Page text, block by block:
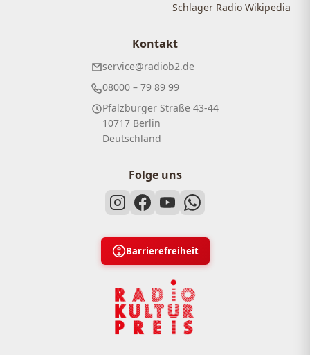
Schlager Radio Wikipedia
Kontakt
service@radiob2.de
08000 – 79 89 99
Pfalzburger Straße 43-44
10717 Berlin
Deutschland
Folge uns
Barrierefreiheit